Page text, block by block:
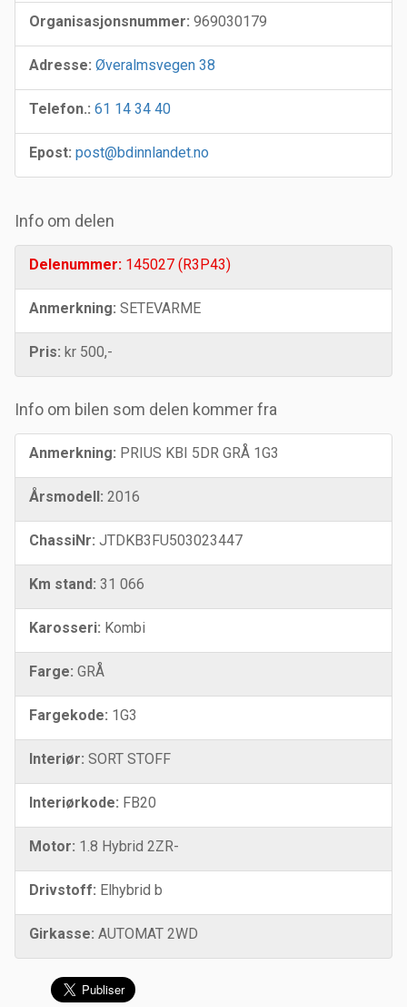
Organisasjonsnummer: 969030179
Adresse: Øveralmsvegen 38
Telefon.: 61 14 34 40
Epost: post@bdinnlandet.no
Info om delen
Delenummer: 145027 (R3P43)
Anmerkning: SETEVARME
Pris: kr 500,-
Info om bilen som delen kommer fra
Anmerkning: PRIUS KBI 5DR GRÅ 1G3
Årsmodell: 2016
ChassiNr: JTDKB3FU503023447
Km stand: 31 066
Karosseri: Kombi
Farge: GRÅ
Fargekode: 1G3
Interiør: SORT STOFF
Interiørkode: FB20
Motor: 1.8 Hybrid 2ZR-
Drivstoff: Elhybrid b
Girkasse: AUTOMAT 2WD